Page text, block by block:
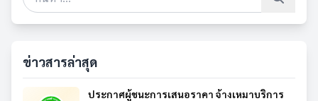
ข่าวสารล่าสุด
ประกาศผู้ชนะการเสนอราคา จ้างเหมาบริการ